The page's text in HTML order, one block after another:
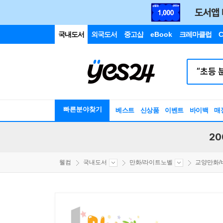
국내도서 외국도서 중고샵 eBook 크레마클럽
빠른분야찾기 베스트 신상품 이벤트 바이백 매
웰컴 국내도서 만화/라이트노벨 교양만화/